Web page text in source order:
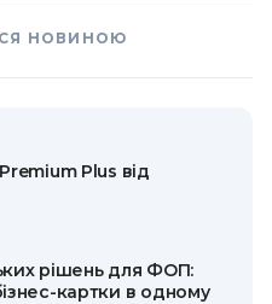
НОВИНОЮ
Plus від
рішень для ФОП:
картки в одному